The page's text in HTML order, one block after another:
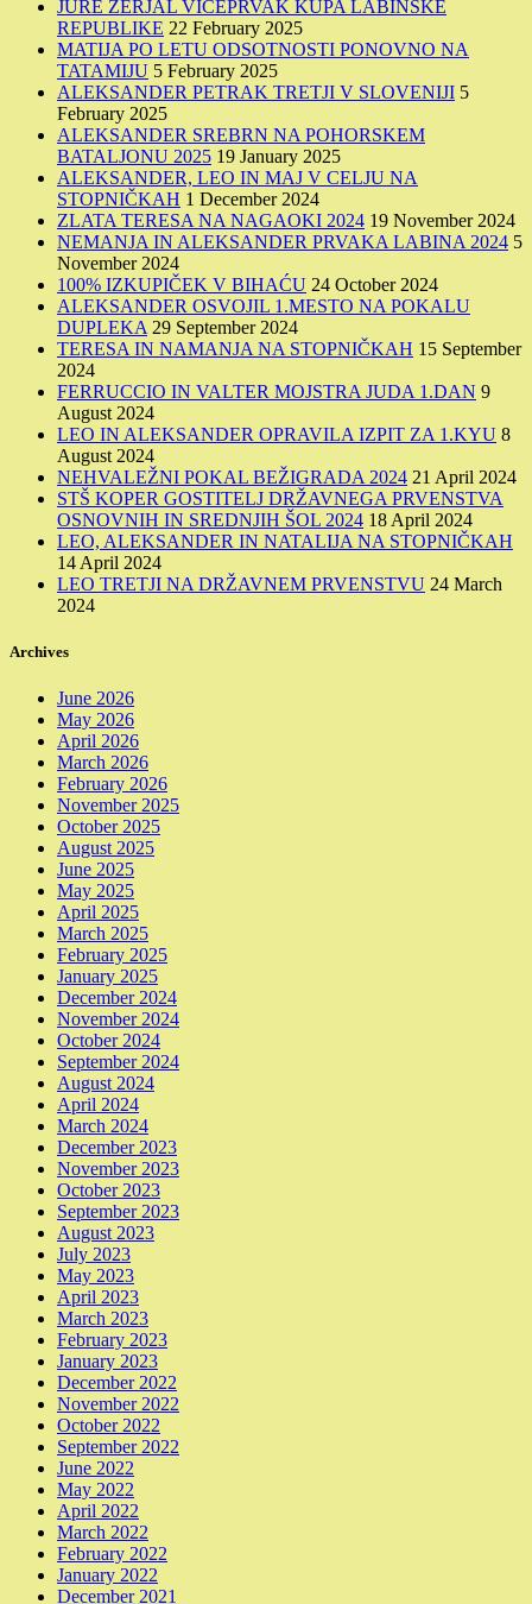
JURE ŽERJAL VICEPRVAK KUPA LABINSKE
REPUBLIKE 22 February 2025
MATIJA PO LETU ODSOTNOSTI PONOVNO NA
TATAMIJU 5 February 2025
ALEKSANDER PETRAK TRETJI V SLOVENIJI 5
February 2025
ALEKSANDER SREBRN NA POHORSKEM
BATALJONU 2025 19 January 2025
ALEKSANDER, LEO IN MAJ V CELJU NA
STOPNIČKAH 1 December 2024
ZLATA TERESA NA NAGAOKI 2024 19 November 2024
NEMANJA IN ALEKSANDER PRVAKA LABINA 2024 5
November 2024
100% IZKUPIČEK V BIHAĆU 24 October 2024
ALEKSANDER OSVOJIL 1.MESTO NA POKALU
DUPLEKA 29 September 2024
TERESA IN NAMANJA NA STOPNIČKAH 15 September
2024
FERRUCCIO IN VALTER MOJSTRA JUDA 1.DAN 9
August 2024
LEO IN ALEKSANDER OPRAVILA IZPIT ZA 1.KYU 8
August 2024
NEHVALEŽNI POKAL BEŽIGRADA 2024 21 April 2024
STŠ KOPER GOSTITELJ DRŽAVNEGA PRVENSTVA
OSNOVNIH IN SREDNJIH ŠOL 2024 18 April 2024
LEO, ALEKSANDER IN NATALIJA NA STOPNIČKAH
14 April 2024
LEO TRETJI NA DRŽAVNEM PRVENSTVU 24 March
2024
Archives
June 2026
May 2026
April 2026
March 2026
February 2026
November 2025
October 2025
August 2025
June 2025
May 2025
April 2025
March 2025
February 2025
January 2025
December 2024
November 2024
October 2024
September 2024
August 2024
April 2024
March 2024
December 2023
November 2023
October 2023
September 2023
August 2023
July 2023
May 2023
April 2023
March 2023
February 2023
January 2023
December 2022
November 2022
October 2022
September 2022
June 2022
May 2022
April 2022
March 2022
February 2022
January 2022
December 2021